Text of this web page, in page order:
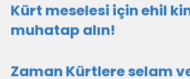
Kürt meselesi için ehil
muhatap alın!
Zaman Kürtlere selam